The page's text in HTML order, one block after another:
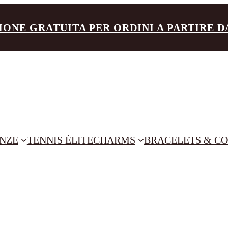
GRATUITA PER ORDINI A PARTIRE
TENNIS ÈLITECHARMS BRACELETS &